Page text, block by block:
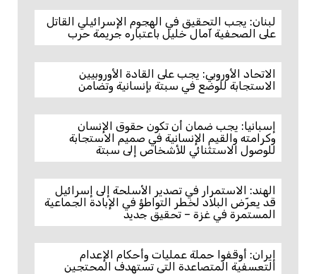
لبنان: يجب التحقيق في الهجوم الإسرائيلي القاتل
على الصحفية آمال خليل باعتباره جريمة حرب
الاتحاد الأوروبي: يجب على القادة الأوروبيين
الاستجابة للوضع في سبتة بإنسانية وتضامن
إسبانيا: يجب ضمان أن تكون حقوق الإنسان
وكرامته والقيم الإنسانية في صميم الاستجابة
للوصول الاستثنائي للأشخاص إلى سبتة
الهند: الاستمرار في تصدير الأسلحة إلى إسرائيل
قد يعرّض البلاد لخطر التواطؤ في الإبادة الجماعية
المستمرة في غزة – تحقيق جديد
إيران: أوقفوا حملة عمليات وأحكام الإعدام
التعسفية المتصاعدة التي تستهدف المحتجين